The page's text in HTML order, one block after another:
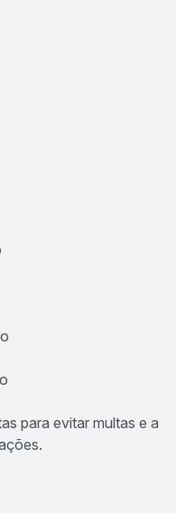
para evitar multas e a